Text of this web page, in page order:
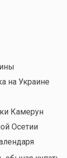
на Украине
Камерун
Осетии